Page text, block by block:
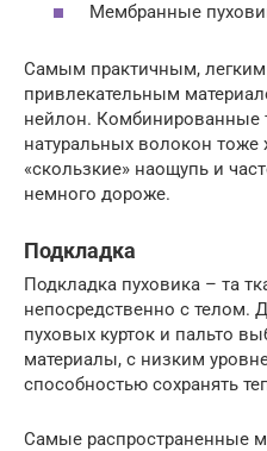
Мембранные
Самым практичным,
привлекательным
нейлон. Комбинированные
натуральных волокон
«скользкие» наощупь и
немного дороже.
Подкладка
Подкладка пуховика – та
непосредственно с телом.
пуховых курток и пальто
материалы, с низким
способностью сохранять
Самые распространенные